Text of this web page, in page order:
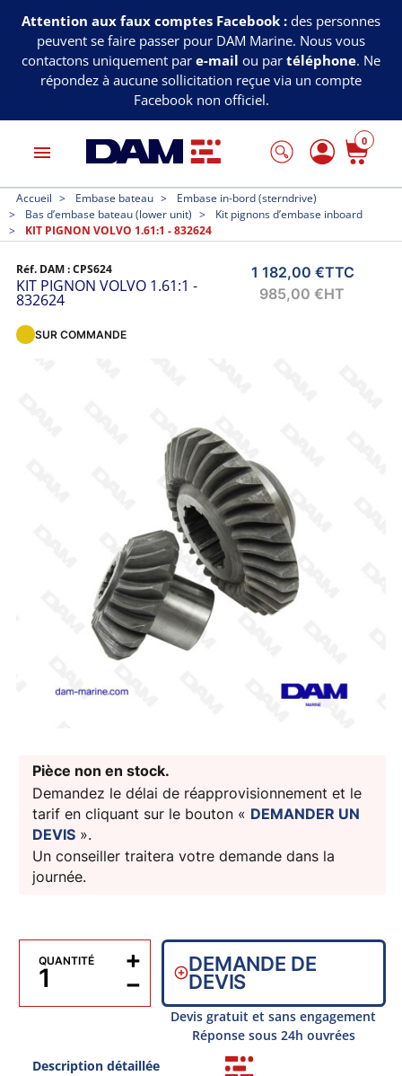
Attention aux faux comptes Facebook : des personnes
peuvent se faire passer pour DAM Marine. Nous vous
contactons uniquement par e-mail ou par téléphone. Ne
répondez à aucune sollicitation reçue via un compte
Facebook non officiel.
menu
0
Accueil Embase bateau
Embase in-bord (sterndrive)
Bas d’embase bateau (lower unit)
Kit pignons d’embase inboard
KIT PIGNON VOLVO 1.61:1 - 832624
Réf. DAM :CPS624
KIT PIGNON VOLVO 1.61:1 -
832624
1 182,00 €TTC
985,00 €HT
SUR COMMANDE
Pièce non en stock.
Demandez le délai de réapprovisionnement et le
tarif en cliquant sur le bouton « DEMANDER UN
DEVIS».
Un conseiller traitera votre demande dans la
journée.
QUANTITÉ
−
+ DEMANDE DE
DEVIS
Devis gratuit et sans engagement
Réponse sous 24h ouvrées
Description détaillée